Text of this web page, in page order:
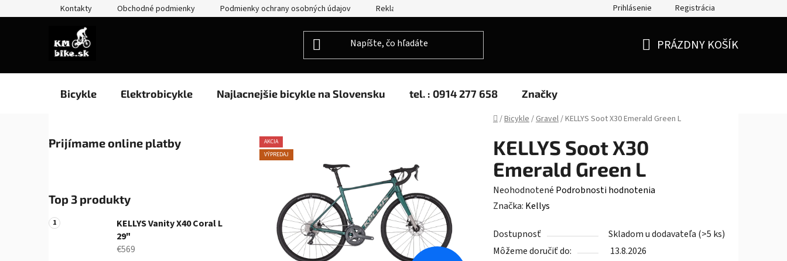
na
Kontakty Obchodné podmienky Podmienky ochrany osobných údajov Reklamácie Moja objednávka
Prihlásenie Registrácia
PRÁZDNY KOŠÍK
Bicykle Elektrobicykle Najlacnejšie bicykle na Slovensku tel. : 0914 277 658 Značky
Domov
/Bicykle/Gravel/KELLYS Soot X30 Emerald Green L
o
ý
p
a
Prijímame online platby
Top 3 produkty
KELLYS Vanity X40 Coral L
29"
€569
KELLYS Soot X30
Emerald Green L
Priemerné
hodnotenie
je
0,0
Neohodnotené Podrobnosti hodnotenia
Značka: Kellys
Dostupnosť Skladom u dodavateľa (>5 ks)
Môžeme doručiť do:
13.8.2026
AKCIA
VÝPREDAJ